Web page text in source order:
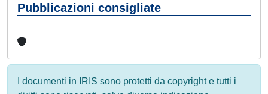
Pubblicazioni consigliate
I documenti in IRIS sono protetti da copyright e tutti i